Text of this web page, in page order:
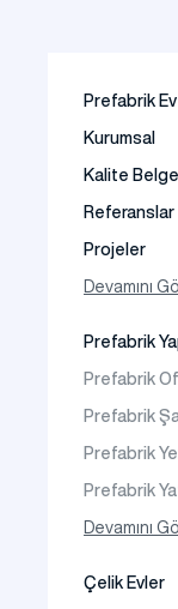
Prefabrik Ev
Kurumsal
Kalite
Referanslar
Projeler
Fotoğraf
Devamını
Prefabrik
Prefabrik
Prefabrik
Prefabrik
Prefabrik
Prefabrik
Devamını
Çelik Evler